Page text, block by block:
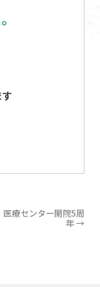
医療センター開院5周
年→